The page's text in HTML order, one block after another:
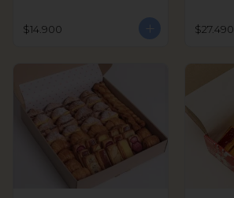
$14.900 $27.490